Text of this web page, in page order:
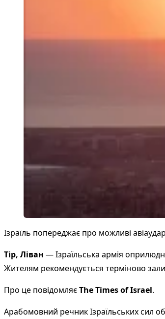
Ізраїль попереджає про можливі
Тір, Ліван — Ізраїльська армія
Жителям рекомендується терміново
Про це повідомляєThe Times of Israel.
Арабомовний речник Ізраїльських сил